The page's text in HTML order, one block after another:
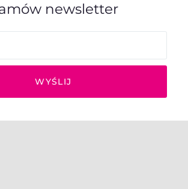
newsletter
WYŚLIJ